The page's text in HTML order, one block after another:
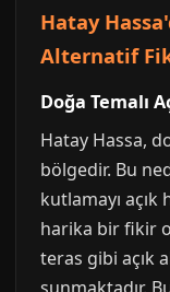
Hatay
Alternatif
Doğa Temalı
Hatay Hassa,
bölgedir. Bu
kutlamayı
harika bir fikir
teras gibi açık